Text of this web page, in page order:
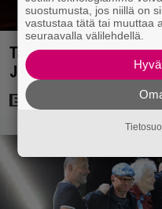
Tänään tv:ssä: Vuoden
Jason Stathamin
suostumusta, jos niillä on
vastustaa tätä tai muuttaa
seuraavalla välilehdellä.